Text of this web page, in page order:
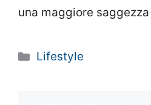
una maggiore
Categorie
Lifestyle